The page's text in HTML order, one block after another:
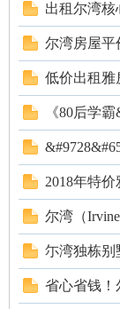
出租尔湾核
尔湾房屋平
低价出租雅
《80后学
2018年特
尔湾（
尓湾独栋别
省心省钱！